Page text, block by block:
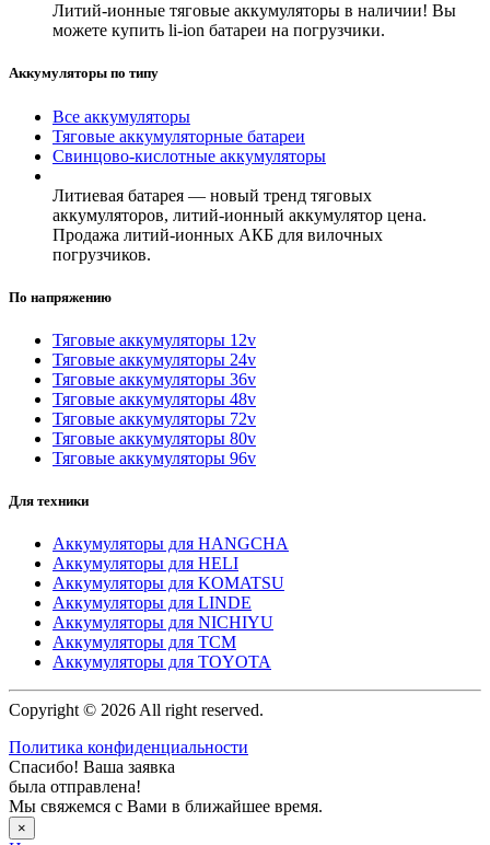
Литий-ионные тяговые аккумуляторы в наличии! Вы
можете купить li-ion батареи на погрузчики.
Аккумуляторы по типу
Все аккумуляторы
Тяговые аккумуляторные батареи
Свинцово-кислотные аккумуляторы
Литиевая батарея — новый тренд тяговых
аккумуляторов, литий-ионный аккумулятор цена.
Продажа литий-ионных АКБ для вилочных
погрузчиков.
По напряжению
Тяговые аккумуляторы 12v
Тяговые аккумуляторы 24v
Тяговые аккумуляторы 36v
Тяговые аккумуляторы 48v
Тяговые аккумуляторы 72v
Тяговые аккумуляторы 80v
Тяговые аккумуляторы 96v
Для техники
Аккумуляторы для HANGCHA
Аккумуляторы для HELI
Аккумуляторы для KOMATSU
Аккумуляторы для LINDE
Аккумуляторы для NICHIYU
Аккумуляторы для TCM
Аккумуляторы для TOYOTA
Copyright © 2026 All right reserved.
Политика конфиденциальности
Спасибо! Ваша заявка
была отправлена!
Мы свяжемся с Вами в ближайшее время.
×